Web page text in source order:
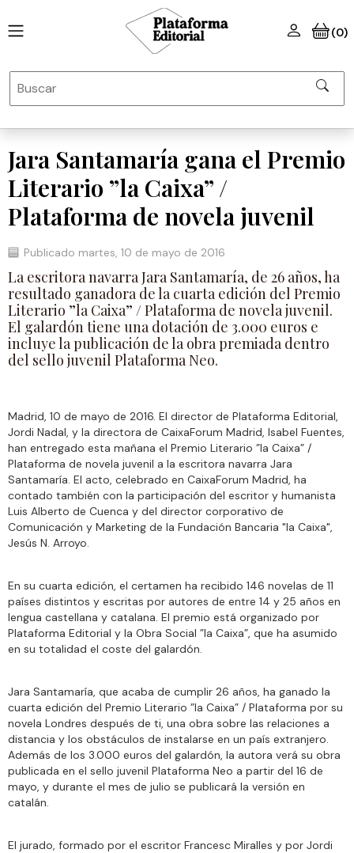
(0)
Jara Santamaría gana el Premio
Literario ”la Caixa” /
Plataforma de novela juvenil
Publicado martes, 10 de mayo de 2016
La escritora navarra Jara Santamaría, de 26 años, ha
resultado ganadora de la cuarta edición del Premio
Literario ”la Caixa” / Plataforma de novela juvenil.
El galardón tiene una dotación de 3.000 euros e
incluye la publicación de la obra premiada dentro
del sello juvenil Plataforma Neo.
Madrid, 10 de mayo de 2016. El director de Plataforma Editorial,
Jordi Nadal, y la directora de CaixaForum Madrid, Isabel Fuentes,
han entregado esta mañana el Premio Literario ”la Caixa” /
Plataforma de novela juvenil a la escritora navarra Jara
Santamaría. El acto, celebrado en CaixaForum Madrid, ha
contado también con la participación del escritor y humanista
Luis Alberto de Cuenca y del director corporativo de
Comunicación y Marketing de la Fundación Bancaria "la Caixa",
Jesús N. Arroyo.
En su cuarta edición, el certamen ha recibido 146 novelas de 11
países distintos y escritas por autores de entre 14 y 25 años en
lengua castellana y catalana. El premio está organizado por
Plataforma Editorial y la Obra Social ”la Caixa”, que ha asumido
en su totalidad el coste del galardón.
Jara Santamaría, que acaba de cumplir 26 años, ha ganado la
cuarta edición del Premio Literario ”la Caixa” / Plataforma por su
novela Londres después de ti, una obra sobre las relaciones a
distancia y los obstáculos de instalarse en un país extranjero.
Además de los 3.000 euros del galardón, la autora verá su obra
publicada en el sello juvenil Plataforma Neo a partir del 16 de
mayo, y durante el mes de julio se publicará la versión en
catalán.
El jurado, formado por el escritor Francesc Miralles y por Jordi